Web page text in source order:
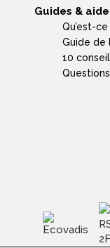
Guides & aide
Qu’est-
Guide de
10